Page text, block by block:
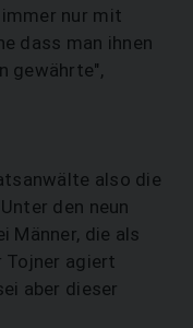
nur mit
dass man ihnen
gewährte",
also die
den neun
Männer, die als
Tojner agiert
aber dieser